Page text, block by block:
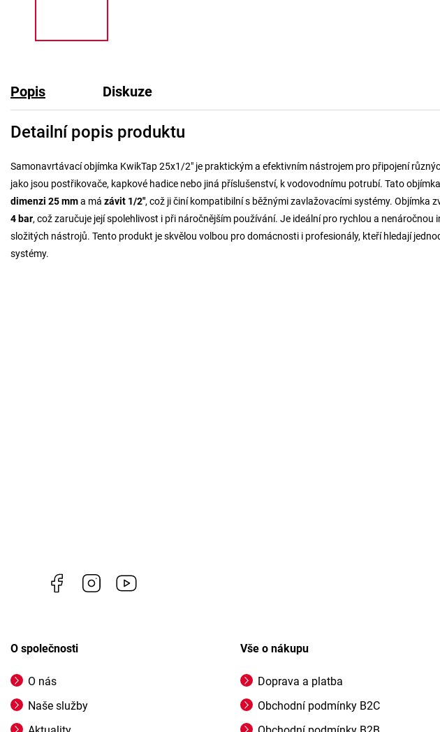
Popis Diskuze
Detailní popis produktu
Samonavrtávací objímka KwikTap 25x1/2" je praktickým a efektivním nástrojem pro připojení
jako jsou postřikovače, kapkové hadice nebo jiná příslušenství, k vodovodnímu potrubí. Tato
dimenzi 25 mma má závit 1/2", což ji činí kompatibilní s běžnými zavlažovacími systémy. Objímka
4 bar, což zaručuje její spolehlivost i při náročnějším používání. Je ideální pro rychlou a nenáročnou
složitých nástrojů. Tento produkt je skvělou volbou pro domácnosti i profesionály, kteří hledají
systémy.
Facebook Instagram
O společnosti
O nás
Naše služby
Vše o nákupu
Doprava a platba
Obchodní podmínky B2C